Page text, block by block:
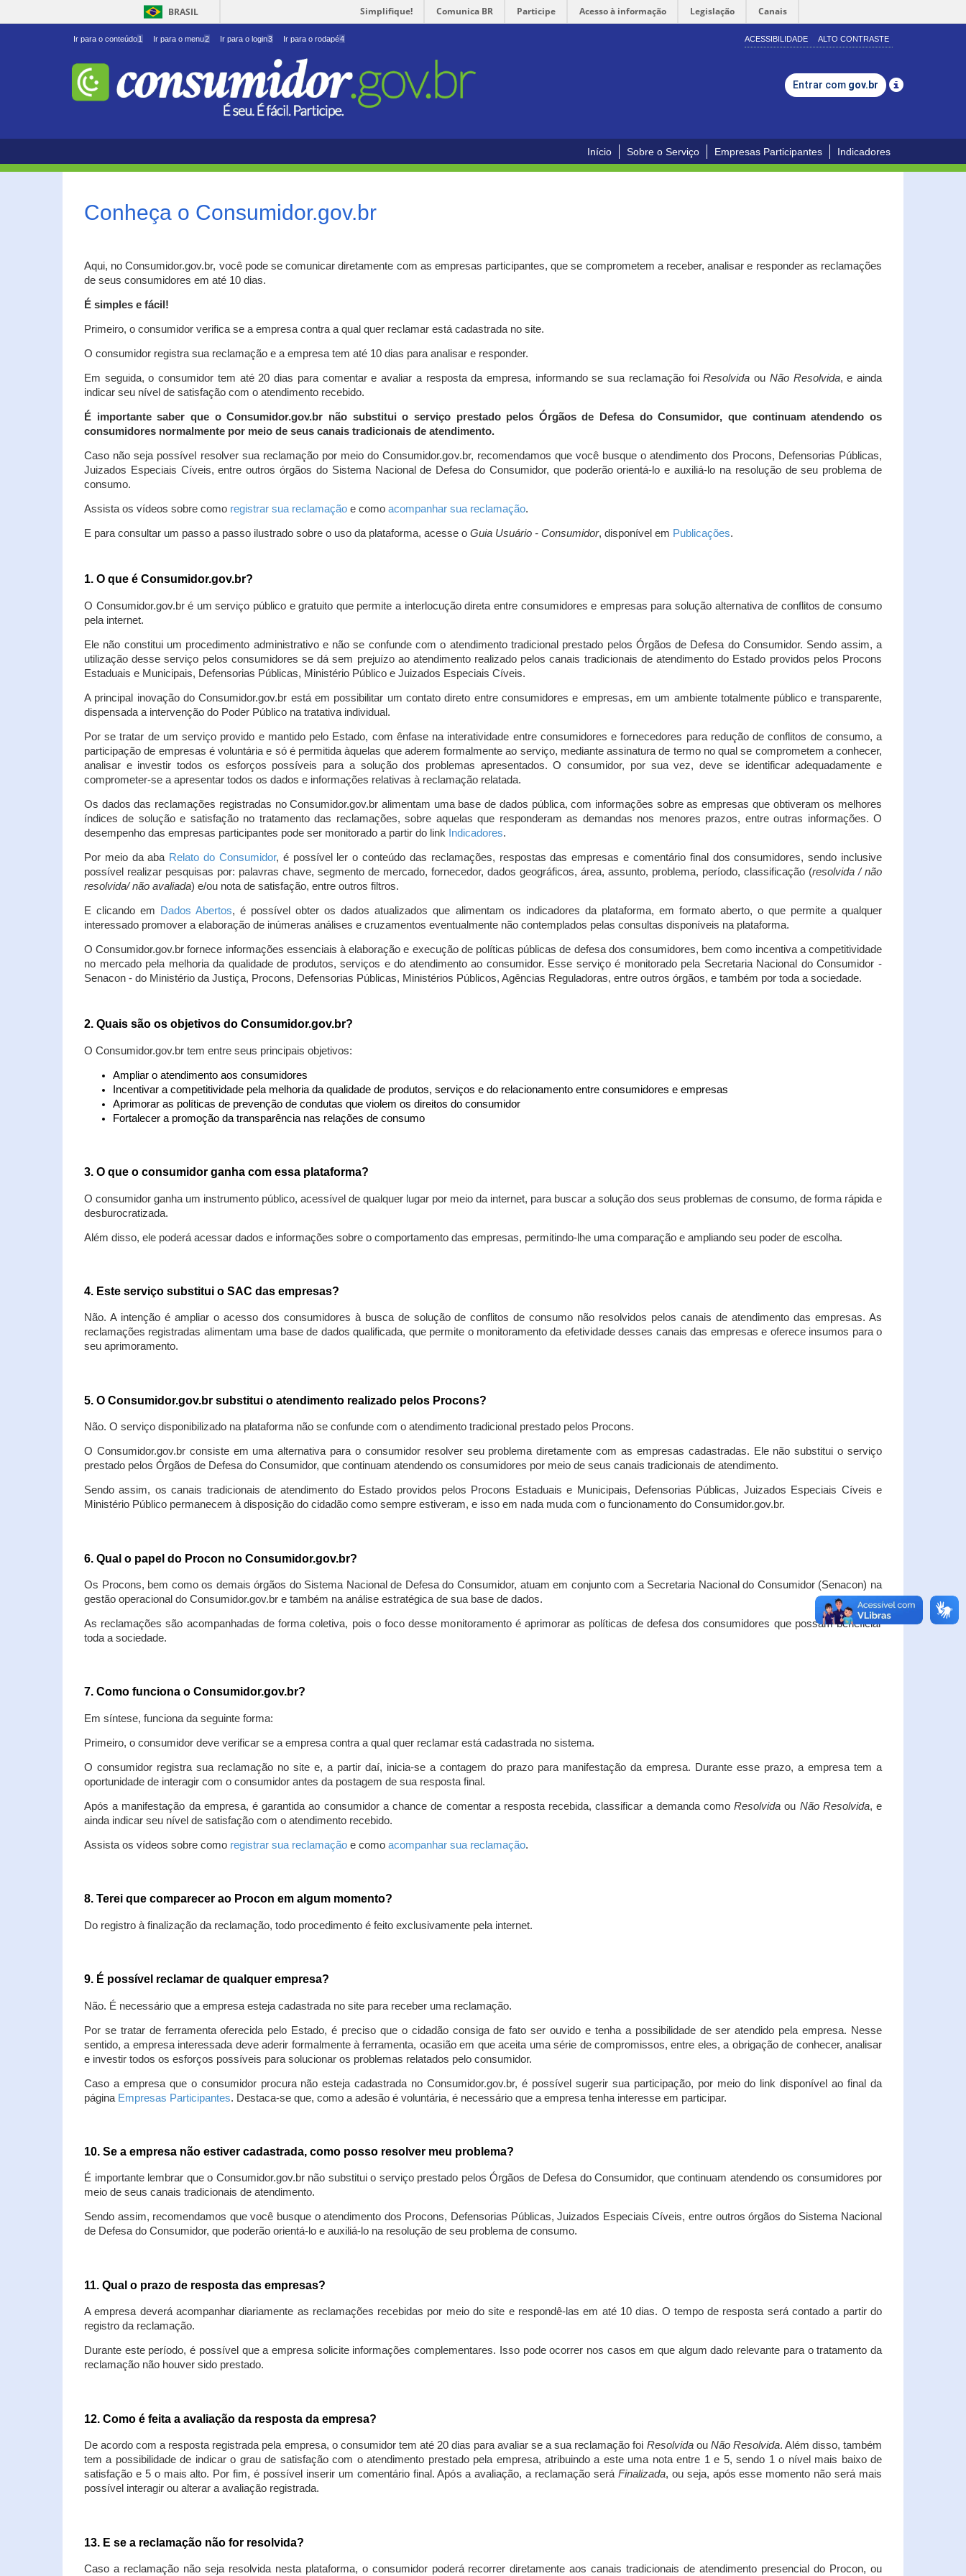
BRASIL Simplifique! Comunica BR Participe Acesso à informação Legislação Canais
Ir para o conteúdo1 Ir para o menu2 Ir para o login3 Ir para o rodapé4 ACESSIBILIDADE ALTO CONTRASTE
Entrar com gov.br
Início Sobre o Serviço Empresas Participantes Indicadores
Conheça o Consumidor.gov.br
Aqui, no Consumidor.gov.br, você pode se comunicar diretamente com as empresas participantes, que se comprometem a receber, analisar e responder as reclamações
de seus consumidores em até 10 dias.
É simples e fácil!
Primeiro, o consumidor verifica se a empresa contra a qual quer reclamar está cadastrada no site.
O consumidor registra sua reclamação e a empresa tem até 10 dias para analisar e responder.
Em seguida, o consumidor tem até 20 dias para comentar e avaliar a resposta da empresa, informando se sua reclamação foiResolvida ou Não Resolvida, e ainda
indicar seu nível de satisfação com o atendimento recebido.
É importante saber que o Consumidor.gov.br não substitui o serviço prestado pelos Órgãos de Defesa do Consumidor, que continuam atendendo os
consumidores normalmente por meio de seus canais tradicionais de atendimento.
Caso não seja possível resolver sua reclamação por meio do Consumidor.gov.br, recomendamos que você busque o atendimento dos Procons, Defensorias Públicas,
Juizados Especiais Cíveis, entre outros órgãos do Sistema Nacional de Defesa do Consumidor, que poderão orientá-lo e auxiliá-lo na resolução de seu problema de
consumo.
Assista os vídeos sobre como registrar sua reclamação e como acompanhar sua reclamação.
E para consultar um passo a passo ilustrado sobre o uso da plataforma, acesse o Guia Usuário - Consumidor, disponível em Publicações.
1. O que é Consumidor.gov.br?
O Consumidor.gov.br é um serviço público e gratuito que permite a interlocução direta entre consumidores e empresas para solução alternativa de conflitos de consumo
pela internet.
Ele não constitui um procedimento administrativo e não se confunde com o atendimento tradicional prestado pelos Órgãos de Defesa do Consumidor. Sendo assim, a
utilização desse serviço pelos consumidores se dá sem prejuízo ao atendimento realizado pelos canais tradicionais de atendimento do Estado providos pelos Procons
Estaduais e Municipais, Defensorias Públicas, Ministério Público e Juizados Especiais Cíveis.
A principal inovação do Consumidor.gov.br está em possibilitar um contato direto entre consumidores e empresas, em um ambiente totalmente público e transparente,
dispensada a intervenção do Poder Público na tratativa individual.
Por se tratar de um serviço provido e mantido pelo Estado, com ênfase na interatividade entre consumidores e fornecedores para redução de conflitos de consumo, a
participação de empresas é voluntária e só é permitida àquelas que aderem formalmente ao serviço, mediante assinatura de termo no qual se comprometem a conhecer,
analisar e investir todos os esforços possíveis para a solução dos problemas apresentados. O consumidor, por sua vez, deve se identificar adequadamente e
comprometer-se a apresentar todos os dados e informações relativas à reclamação relatada.
Os dados das reclamações registradas no Consumidor.gov.br alimentam uma base de dados pública, com informações sobre as empresas que obtiveram os melhores
índices de solução e satisfação no tratamento das reclamações, sobre aquelas que responderam as demandas nos menores prazos, entre outras informações. O
desempenho das empresas participantes pode ser monitorado a partir do link
Indicadores.
Por meio da aba Relato do Consumidor, é possível ler o conteúdo das reclamações, respostas das empresas e comentário final dos consumidores, sendo inclusive
possível realizar pesquisas por: palavras chave, segmento de mercado, fornecedor, dados geográficos, área, assunto, problema, período, classificação (resolvida / não
resolvida/ não avaliada) e/ou nota de satisfação, entre outros filtros.
E clicando em Dados Abertos, é possível obter os dados atualizados que alimentam os indicadores da plataforma, em formato aberto, o que permite a qualquer
interessado promover a elaboração de inúmeras análises e cruzamentos eventualmente não contemplados pelas consultas disponíveis na plataforma.
O Consumidor.gov.br fornece informações essenciais à elaboração e execução de políticas públicas de defesa dos consumidores, bem como incentiva a competitividade
no mercado pela melhoria da qualidade de produtos, serviços e do atendimento ao consumidor. Esse serviço é monitorado pela Secretaria Nacional do Consumidor -
Senacon - do Ministério da Justiça, Procons, Defensorias Públicas, Ministérios Públicos, Agências Reguladoras, entre outros órgãos, e também por toda a sociedade.
2. Quais são os objetivos do Consumidor.gov.br?
O Consumidor.gov.br tem entre seus principais objetivos:
Ampliar o atendimento aos consumidores
Incentivar a competitividade pela melhoria da qualidade de produtos, serviços e do relacionamento entre consumidores e empresas
Aprimorar as políticas de prevenção de condutas que violem os direitos do consumidor
Fortalecer a promoção da transparência nas relações de consumo
3. O que o consumidor ganha com essa plataforma?
O consumidor ganha um instrumento público, acessível de qualquer lugar por meio da internet, para buscar a solução dos seus problemas de consumo, de forma rápida e
desburocratizada.
Além disso, ele poderá acessar dados e informações sobre o comportamento das empresas, permitindo-lhe uma comparação e ampliando seu poder de escolha.
4. Este serviço substitui o SAC das empresas?
Não. A intenção é ampliar o acesso dos consumidores à busca de solução de conflitos de consumo não resolvidos pelos canais de atendimento das empresas. As
reclamações registradas alimentam uma base de dados qualificada, que permite o monitoramento da efetividade desses canais das empresas e oferece insumos para o
seu aprimoramento.
5. O Consumidor.gov.br substitui o atendimento realizado pelos Procons?
Não. O serviço disponibilizado na plataforma não se confunde com o atendimento tradicional prestado pelos Procons.
O Consumidor.gov.br consiste em uma alternativa para o consumidor resolver seu problema diretamente com as empresas cadastradas. Ele não substitui o serviço
prestado pelos Órgãos de Defesa do Consumidor, que continuam atendendo os consumidores por meio de seus canais tradicionais de atendimento.
Sendo assim, os canais tradicionais de atendimento do Estado providos pelos Procons Estaduais e Municipais, Defensorias Públicas, Juizados Especiais Cíveis e
Ministério Público permanecem à disposição do cidadão como sempre estiveram, e isso em nada muda com o funcionamento do Consumidor.gov.br.
6. Qual o papel do Procon no Consumidor.gov.br?
Os Procons, bem como os demais órgãos do Sistema Nacional de Defesa do Consumidor, atuam em conjunto com a Secretaria Nacional do Consumidor (Senacon) na
gestão operacional do Consumidor.gov.br e também na análise estratégica de sua base de dados.
As reclamações são acompanhadas de forma coletiva, pois o foco desse monitoramento é aprimorar as políticas de defesa dos consumidores que possam beneficiar
toda a sociedade.
7. Como funciona o Consumidor.gov.br?
Em síntese, funciona da seguinte forma:
Primeiro, o consumidor deve verificar se a empresa contra a qual quer reclamar está cadastrada no sistema.
O consumidor registra sua reclamação no site e, a partir daí, inicia-se a contagem do prazo para manifestação da empresa. Durante esse prazo, a empresa tem a
oportunidade de interagir com o consumidor antes da postagem de sua resposta final.
Após a manifestação da empresa, é garantida ao consumidor a chance de comentar a resposta recebida, classificar a demanda comoResolvida ou Não Resolvida, e
ainda indicar seu nível de satisfação com o atendimento recebido.
Assista os vídeos sobre como registrar sua reclamação e como acompanhar sua reclamação.
8. Terei que comparecer ao Procon em algum momento?
Do registro à finalização da reclamação, todo procedimento é feito exclusivamente pela internet.
9. É possível reclamar de qualquer empresa?
Não. É necessário que a empresa esteja cadastrada no site para receber uma reclamação.
Por se tratar de ferramenta oferecida pelo Estado, é preciso que o cidadão consiga de fato ser ouvido e tenha a possibilidade de ser atendido pela empresa. Nesse
sentido, a empresa interessada deve aderir formalmente à ferramenta, ocasião em que aceita uma série de compromissos, entre eles, a obrigação de conhecer, analisar
e investir todos os esforços possíveis para solucionar os problemas relatados pelo consumidor.
Caso a empresa que o consumidor procura não esteja cadastrada no Consumidor.gov.br, é possível sugerir sua participação, por meio do link disponível ao final da
página Empresas Participantes. Destaca-se que, como a adesão é voluntária, é necessário que a empresa tenha interesse em participar.
10. Se a empresa não estiver cadastrada, como posso resolver meu problema?
É importante lembrar que o Consumidor.gov.br não substitui o serviço prestado pelos Órgãos de Defesa do Consumidor, que continuam atendendo os consumidores por
meio de seus canais tradicionais de atendimento.
Sendo assim, recomendamos que você busque o atendimento dos Procons, Defensorias Públicas, Juizados Especiais Cíveis, entre outros órgãos do Sistema Nacional
de Defesa do Consumidor, que poderão orientá-lo e auxiliá-lo na resolução de seu problema de consumo.
11. Qual o prazo de resposta das empresas?
A empresa deverá acompanhar diariamente as reclamações recebidas por meio do site e respondê-las em até 10 dias. O tempo de resposta será contado a partir do
registro da reclamação.
Durante este período, é possível que a empresa solicite informações complementares. Isso pode ocorrer nos casos em que algum dado relevante para o tratamento da
reclamação não houver sido prestado.
12. Como é feita a avaliação da resposta da empresa?
De acordo com a resposta registrada pela empresa, o consumidor tem até 20 dias para avaliar se a sua reclamação foi Resolvidaou Não Resolvida. Além disso, também
tem a possibilidade de indicar o grau de satisfação com o atendimento prestado pela empresa, atribuindo a este uma nota entre 1 e 5, sendo 1 o nível mais baixo de
satisfação e 5 o mais alto. Por fim, é possível inserir um comentário final. Após a avaliação, a reclamação será Finalizada, ou seja, após esse momento não será mais
possível interagir ou alterar a avaliação registrada.
13. E se a reclamação não for resolvida?
Caso a reclamação não seja resolvida nesta plataforma, o consumidor poderá recorrer diretamente aos canais tradicionais de atendimento presencial do Procon, ou